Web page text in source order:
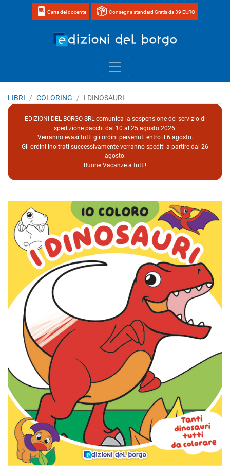
Carta del docente Consegna standard Gratis da 39 EURO
LIBRI COLORING I DINOSAURI
EDIZIONI DEL BORGO SRL comunica la sospensione del servizio di
spedizione pacchi dal 10 al 25 agosto 2026.
Verranno evasi tutti gli ordini pervenuti entro il 6 agosto.
Gli ordini inoltrati successivamente verranno spediti a partire dal 26
agosto.
Buone Vacanze a tutti!